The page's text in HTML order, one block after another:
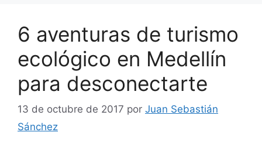
6 aventuras de turismo
ecológico en Medellín
para desconectarte
13 de octubre de 2017 por Juan Sebastián
Sánchez